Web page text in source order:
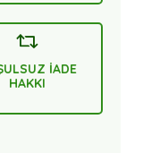
İADE
HAKKI